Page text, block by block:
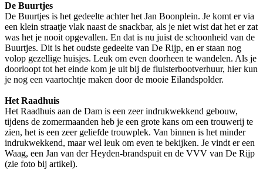
De Buurtjes
De Buurtjes is het gedeelte achter het Jan Boonplein. Je komt er via
een klein straatje vlak naast de snackbar, als je niet wist dat het er zat
was het je nooit opgevallen. En dat is nu juist de schoonheid van de
Buurtjes. Dit is het oudste gedeelte van De Rijp, en er staan nog
volop gezellige huisjes. Leuk om even doorheen te wandelen. Als je
doorloopt tot het einde kom je uit bij de fluisterbootverhuur, hier kun
je nog een vaartochtje maken door de mooie Eilandspolder.
Het Raadhuis
Het Raadhuis aan de Dam is een zeer indrukwekkend gebouw,
tijdens de zomermaanden heb je een grote kans om een trouwerij te
zien, het is een zeer geliefde trouwplek. Van binnen is het minder
indrukwekkend, maar wel leuk om even te bekijken. Je vindt er een
Waag, een Jan van der Heyden-brandspuit en de VVV van De Rijp
(zie foto bij artikel).